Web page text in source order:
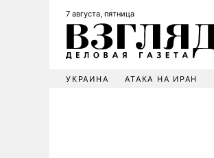
7 августа, пятница
УКРАИНА АТАКА НА ИРАН